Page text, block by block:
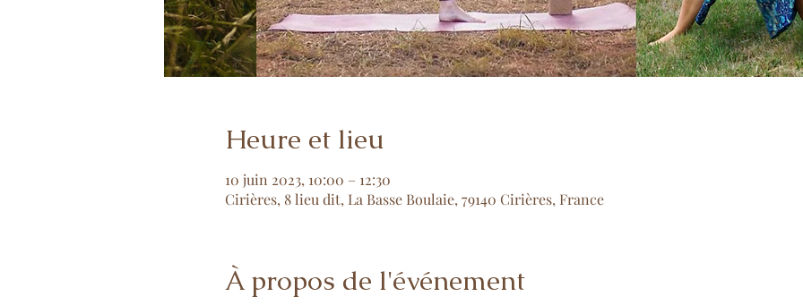
Heure et lieu
10 juin 2023, 10:00 – 12:30
Cirières, 8 lieu dit, La Basse Boulaie, 79140 Cirières, France
À propos de l'événement